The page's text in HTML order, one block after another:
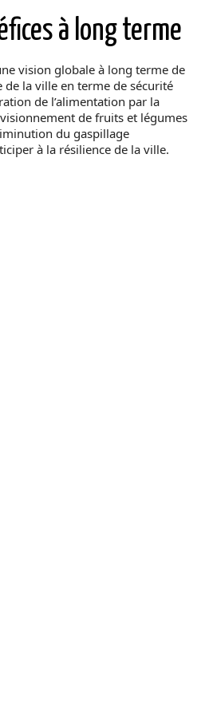
à long terme
vision globale à long terme de
de la ville en terme de sécurité
de l’alimentation par la
de fruits et légumes
du gaspillage
à la résilience de la ville.